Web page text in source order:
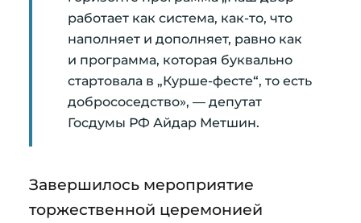
работает как система, как-то, что
наполняет и дополняет, равно как
и программа, которая буквально
стартовала в „Курше-фесте“, то есть
добрососедство», — депутат
Госдумы РФ Айдар Метшин.
Завершилось мероприятие
торжественной церемонией